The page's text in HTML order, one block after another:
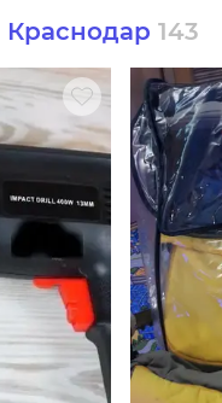
Краснодар 143